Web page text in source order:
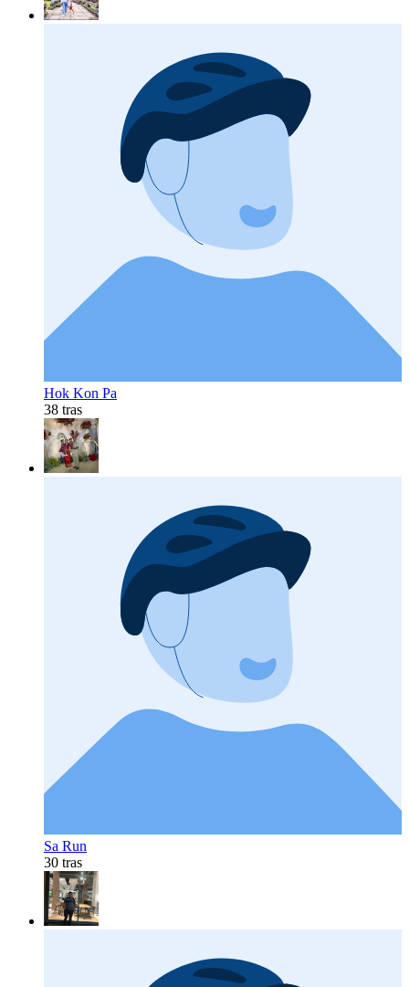
Hok Kon Pa
38 tras
Sa Run
30 tras